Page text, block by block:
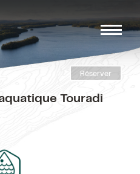
Réserver
Touradi